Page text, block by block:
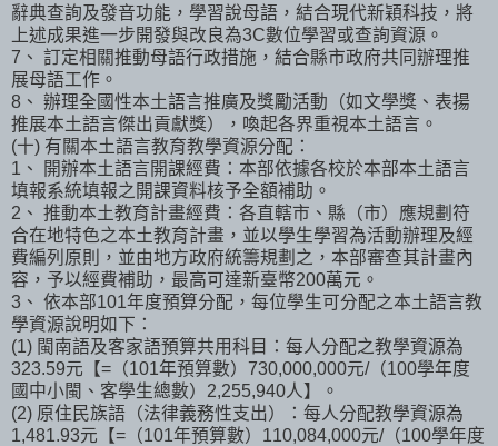
辭典查詢及發音功能，學習說母語，結合現代新穎科技，將
上述成果進一步開發與改良為3C數位學習或查詢資源。
7、 訂定相關推動母語行政措施，結合縣市政府共同辦理推
展母語工作。
8、 辦理全國性本土語言推廣及獎勵活動（如文學獎、表揚
推展本土語言傑出貢獻獎），喚起各界重視本土語言。
(十) 有關本土語言教育教學資源分配：
1、 開辦本土語言開課經費：本部依據各校於本部本土語言
填報系統填報之開課資料核予全額補助。
2、 推動本土教育計畫經費：各直轄市、縣（市）應規劃符
合在地特色之本土教育計畫，並以學生學習為活動辦理及經
費編列原則，並由地方政府統籌規劃之，本部審查其計畫內
容，予以經費補助，最高可達新臺幣200萬元。
3、 依本部101年度預算分配，每位學生可分配之本土語言教
學資源說明如下：
(1) 閩南語及客家語預算共用科目：每人分配之教學資源為
323.59元【=（101年預算數）730,000,000元/（100學年度
國中小閩、客學生總數）2,255,940人】。
(2) 原住民族語（法律義務性支出）：每人分配教學資源為
1,481.93元【=（101年預算數）110,084,000元/（100學年度